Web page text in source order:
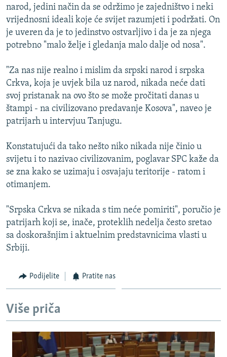
DNEVNO@RSE
SPECIJALI RSE
VIŠE OD NASLOVA
POPLAVE I KLIZIŠTA U BIH 2024.
TV LIBERTY
POST SCRIPTUM
TRI DECENIJE OD RATA U BIH
SVE KARTE DEJTONA
NASTANAK I RASPAD JUGOSLAVIJE
Sve RFE/RL stranice
narod, jedini način da se održimo je zajedništvo i neki
vrijednosni ideali koje će svijet razumjeti i podržati. On
je uveren da je to jedinstvo ostvarljivo i da je za njega
potrebno "malo želje i gledanja malo dalje od nosa".
"Za nas nije realno i mislim da srpski narod i srpska
Crkva, koja je uvjek bila uz narod, nikada neće dati
svoj pristanak na ovo što se može pročitati danas u
štampi - na civilizovano predavanje Kosova", naveo je
patrijarh u intervjuu Tanjugu.
Konstatujući da tako nešto niko nikada nije činio u
svijetu i to nazivao civilizovanim, poglavar SPC kaže da
se zna kako se uzimaju i osvajaju teritorije - ratom i
otimanjem.
"Srpska Crkva se nikada s tim neće pomiriti", poručio je
patrijarh koji se, inače, proteklih nedelja često sretao
sa doskorašnjim i aktuelnim predstavnicima vlasti u
Srbiji.
Podijelite Pratite nas
Više priča